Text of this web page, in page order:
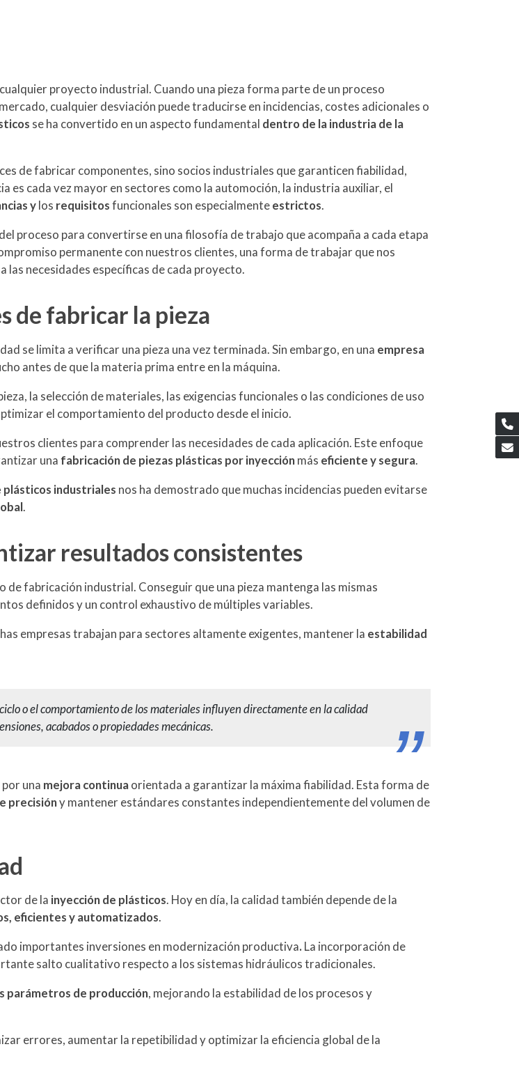
proyecto industrial. Cuando una pieza forma parte de un proceso
cualquier desviación puede traducirse en incidencias, costes adicionales o
se ha convertido en un aspecto fundamental dentro de la industria de la
de fabricar componentes, sino socios industriales que garanticen fiabilidad,
es cada vez mayor en sectores como la automoción, la industria auxiliar, el
ylos requisitosfuncionales son especialmenteestrictos.
proceso para convertirse en una filosofía de trabajo que acompaña a cada etapa
permanente con nuestros clientes, una forma de trabajar que nos
necesidades específicas de cada proyecto.
de fabricar la pieza
se limita a verificar una pieza una vez terminada. Sin embargo, en una empresa
antes de que la materia prima entre en la máquina.
la selección de materiales, las exigencias funcionales o las condiciones de uso
el comportamiento del producto desde el inicio.
clientes para comprender las necesidades de cada aplicación. Este enfoque
una fabricación de piezas plásticas por inyecciónmás eficiente y segura.
industriales nos ha demostrado que muchas incidencias pueden evitarse
.
resultados consistentes
fabricación industrial. Conseguir que una pieza mantenga las mismas
definidos y un control exhaustivo de múltiples variables.
empresas trabajan para sectores altamente exigentes, mantener la estabilidad
o el comportamiento de los materiales influyen directamente en la calidad
acabados o propiedades mecánicas.
por una mejora continuaorientada a garantizar la máxima fiabilidad. Esta forma de
precisióny mantener estándares constantes independientemente del volumen de
de la inyección de plásticos. Hoy en día, la calidad también depende de la
eficientes y automatizados.
importantes inversiones en modernización productiva. La incorporación de
salto cualitativo respecto a los sistemas hidráulicos tradicionales.
parámetros de producción, mejorando la estabilidad de los procesos y
errores, aumentar la repetibilidad y optimizar la eficiencia global de la